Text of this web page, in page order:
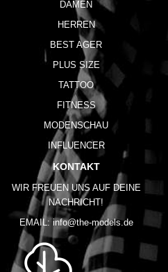
DAMEN
HERREN
BEST AGER
PLUS SIZE
TATTOO
FITNESS
MODENSCHAU
INFLUENCER
KONTAKT
WIR FREUEN UNS AUF DEINE
NACHRICHT!
EMAIL: info@the-models.de